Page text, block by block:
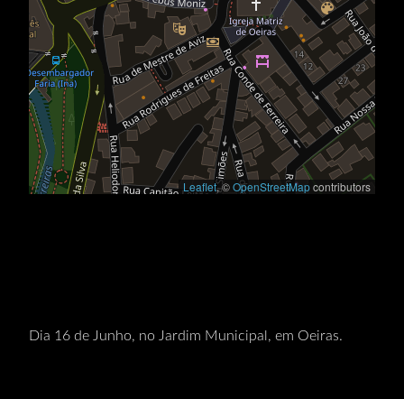
Leaflet, ©OpenStreetMapcontributors
Dia 16 de Junho, no Jardim Municipal, em Oeiras.